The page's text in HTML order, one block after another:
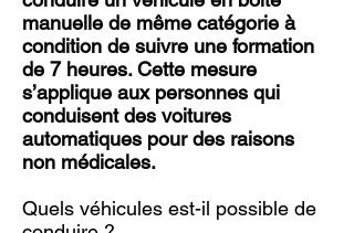
manuelle de même catégorie à
condition de suivre une formation
de 7 heures. Cette mesure
s’applique aux personnes qui
conduisent des voitures
automatiques pour des raisons
non médicales.
Quels véhicules est-il possible de